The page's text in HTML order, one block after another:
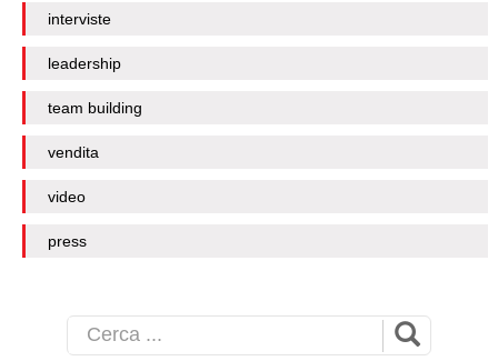
interviste
leadership
team building
vendita
video
press